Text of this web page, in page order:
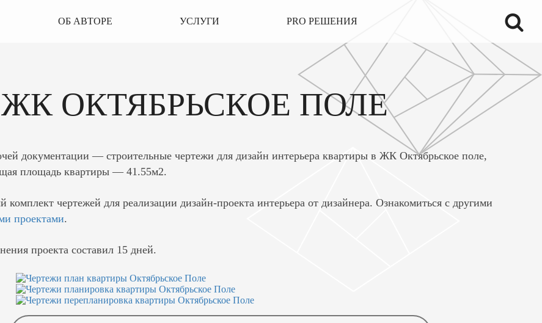
ОБ АВТОРЕ УСЛУГИ PRO РЕШЕНИЯ
ЖК ОКТЯБРЬСКОЕ ПОЛЕ
документации — строительные чертежи для дизайн интерьера квартиры в ЖК Октябрьское поле,
площадь квартиры — 41.55м2.
комплект чертежей для реализации дизайн-проекта интерьера от дизайнера. Ознакомиться с другими
проектами.
проекта составил 15 дней.